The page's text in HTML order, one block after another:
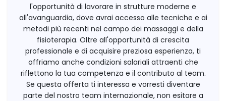
l'opportunità di lavorare in strutture moderne e
all'avanguardia, dove avrai accesso alle tecniche e ai
metodi più recenti nel campo dei massaggi e della
fisioterapia. Oltre all'opportunità di crescita
professionale e di acquisire preziosa esperienza, ti
offriamo anche condizioni salariali attraenti che
riflettono la tua competenza e il contributo al team.
Se questa offerta ti interessa e vorresti diventare
parte del nostro team internazionale, non esitare a